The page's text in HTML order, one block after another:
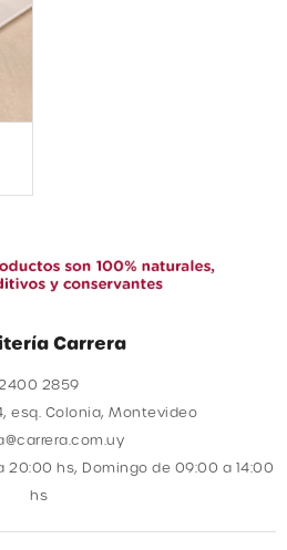
Carrera
2859
esq. Colonia, Montevideo
20:00 hs, Domingo de 09:00 a 14:00
hs